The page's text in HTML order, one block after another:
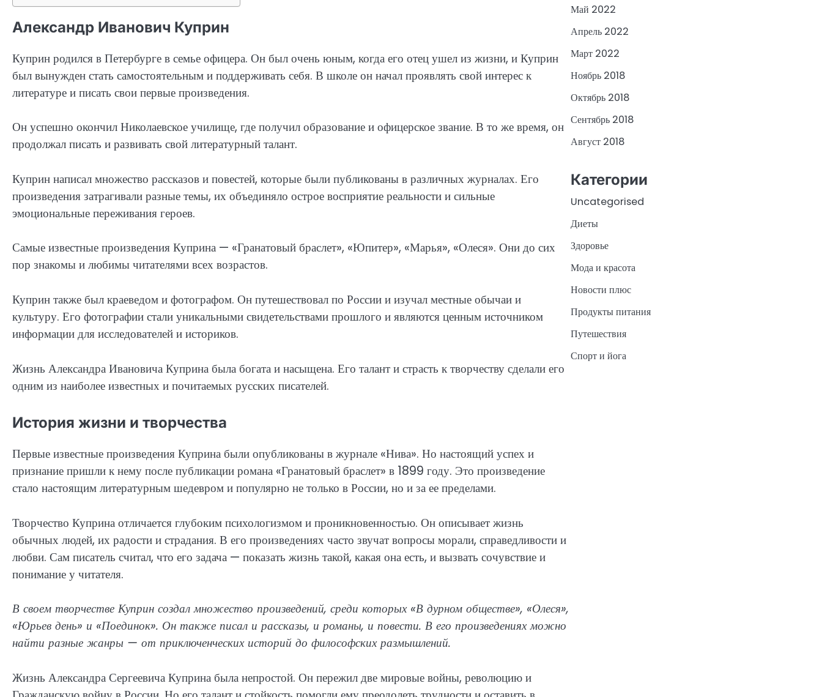
Александр Иванович Куприн
Куприн родился в Петербурге в семье офицера. Он был очень юным, когда его отец ушел из жизни, и Куприн
был вынужден стать самостоятельным и поддерживать себя. В школе он начал проявлять свой интерес к
литературе и писать свои первые произведения.
Он успешно окончил Николаевское училище, где получил образование и офицерское звание. В то же время, он
продолжал писать и развивать свой литературный талант.
Куприн написал множество рассказов и повестей, которые были публикованы в различных журналах. Его
произведения затрагивали разные темы, их объединяло острое восприятие реальности и сильные
эмоциональные переживания героев.
Самые известные произведения Куприна — «Гранатовый браслет», «Юпитер», «Марья», «Олеся». Они до сих
пор знакомы и любимы читателями всех возрастов.
Куприн также был краеведом и фотографом. Он путешествовал по России и изучал местные обычаи и
культуру. Его фотографии стали уникальными свидетельствами прошлого и являются ценным источником
информации для исследователей и историков.
Жизнь Александра Ивановича Куприна была богата и насыщена. Его талант и страсть к творчеству сделали его
одним из наиболее известных и почитаемых русских писателей.
История жизни и творчества
Первые известные произведения Куприна были опубликованы в журнале «Нива». Но настоящий успех и
признание пришли к нему после публикации романа «Гранатовый браслет» в 1899 году. Это произведение
стало настоящим литературным шедевром и популярно не только в России, но и за ее пределами.
Творчество Куприна отличается глубоким психологизмом и проникновенностью. Он описывает жизнь
обычных людей, их радости и страдания. В его произведениях часто звучат вопросы морали, справедливости и
любви. Сам писатель считал, что его задача — показать жизнь такой, какая она есть, и вызвать сочувствие и
понимание у читателя.
В своем творчестве Куприн создал множество произведений, среди которых «В дурном обществе», «Олеся»,
«Юрьев день» и «Поединок». Он также писал и рассказы, и романы, и повести. В его произведениях можно
найти разные жанры — от приключенческих историй до философских размышлений.
Жизнь Александра Сергеевича Куприна была непростой. Он пережил две мировые войны, революцию и
Май 2022
Апрель 2022
Март 2022
Ноябрь 2018
Октябрь 2018
Сентябрь 2018
Август 2018
Категории
Uncategorised
Диеты
Здоровье
Мода и красота
Новости плюс
Продукты питания
Путешествия
Спорт и йога